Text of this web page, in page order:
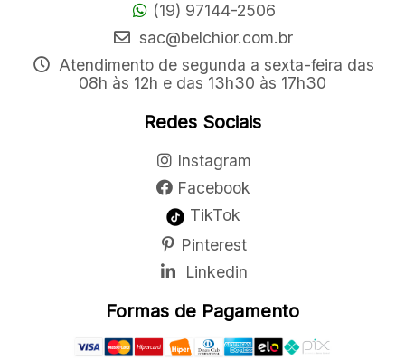
(19) 97144-2506
sac@belchior.com.br
Atendimento de segunda a sexta-feira das
08h às 12h e das 13h30 às 17h30
Redes Sociais
Instagram
Facebook
TikTok
Pinterest
Linkedin
Formas de Pagamento